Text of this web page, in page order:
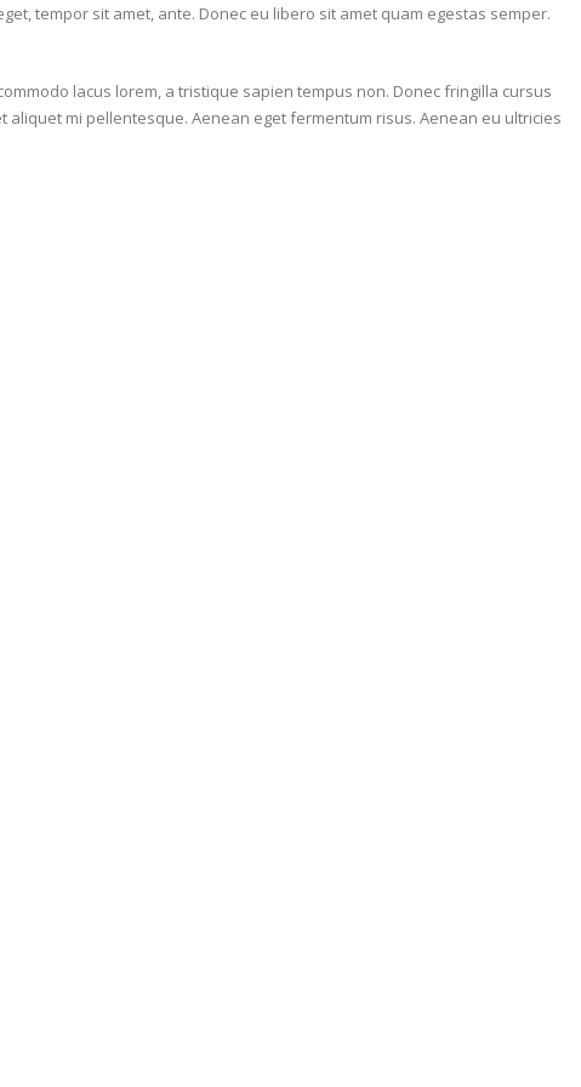
tempor sit amet, ante. Donec eu libero sit amet quam egestas semper.
lacus lorem, a tristique sapien tempus non. Donec fringilla cursus
mi pellentesque. Aenean eget fermentum risus. Aenean eu ultricies